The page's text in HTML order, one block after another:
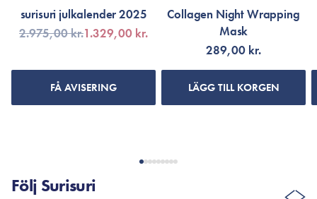
surisuri julkalender 2025
2.975,00 kr.1.329,00 kr.
FÅ AVISERING
Collagen Night Wrapping
Mask
289,00 kr.
LÄGG TILL KORGEN
Följ Surisuri